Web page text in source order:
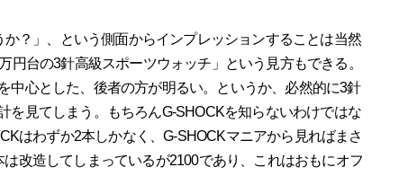
？」、という側面からインプレッションすることは当然
円台の3針高級スポーツウォッチ」という見方もできる。
中心とした、後者の方が明るい。というか、必然的に3針
を見てしまう。もちろんG-SHOCKを知らないわけではな
はわずか2本しかなく、G-SHOCKマニアから見ればまさ
改造してしまっているが2100であり、これはおもにオフ